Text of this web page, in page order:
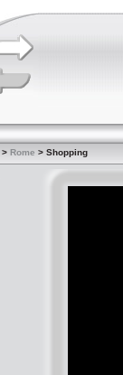
> Rome > Shopping